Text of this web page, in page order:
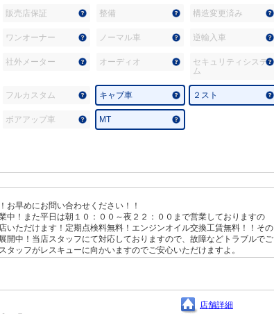
販売店保証 整備 構造変更済み
ワンオーナー ノーマル車 逆輸入車
社外メーター オーディオ
セキュリティシステ
ム
フルカスタム キャブ車 ２スト
ボアアップ車 MT
お早めにお問い合わせください！！
中！また平日は朝１０：００～夜２２：００まで営業しておりますの
いただけます！定期点検料無料！エンジンオイル交換工賃無料！！その
開中！当店スタッフにて対応しておりますので、故障などトラブルでご
タッフがレスキューに向かいますのでご安心いただけますよ。
店舗詳細